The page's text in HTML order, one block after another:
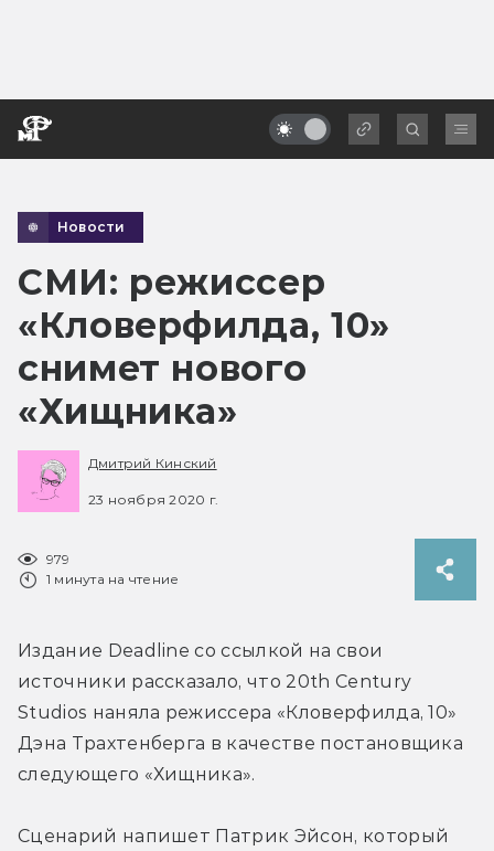
Новости
СМИ: режиссер
«Кловерфилда, 10»
снимет нового
«Хищника»
Дмитрий Кинский
23 ноября 2020 г.
979
1 минута на чтение
Издание Deadline со ссылкой на свои
источники рассказало, что 20th Century
Studios наняла режиссера «Кловерфилда, 10»
Дэна Трахтенберга в качестве постановщика
следующего «Хищника».
Сценарий напишет Патрик Эйсон, который